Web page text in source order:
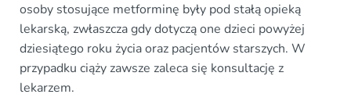
osoby stosujące metforminę były pod stałą opieką
lekarską, zwłaszcza gdy dotyczą one dzieci powyżej
dziesiątego roku życia oraz pacjentów starszych. W
przypadku ciąży zawsze zaleca się konsultację z
lekarzem.